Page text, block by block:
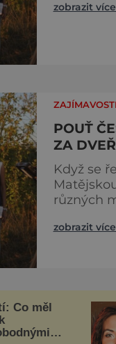
posedět
zobrazit
ZAJÍMAVOSTI
POUŤ
ZA
Když se
různých
klobásy,
zobrazit
Co měl